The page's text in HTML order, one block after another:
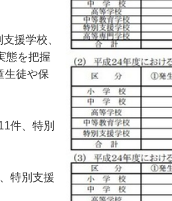
援学校、
態を把握
生徒や保
件、特別
特別支援